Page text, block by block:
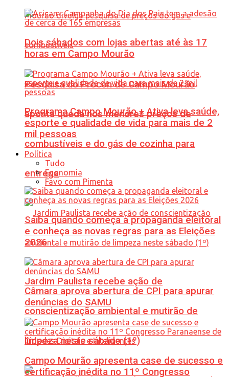
Pesquisa do Procon de Campo Mourão
aponta queda nos menores preços de
combustíveis e do gás de cozinha para
entrega
Jardim Paulista recebe ação de
conscientização ambiental e mutirão de
limpeza neste sábado (1º)
Dois sábados com lojas abertas até às 17
horas em Campo Mourão
Programa Campo Mourão + Ativa leva saúde,
esporte e qualidade de vida para mais de 2
mil pessoas
Política
Tudo
Economia
Favo com Pimenta
Saiba quando começa a propaganda eleitoral
e conheça as novas regras para as Eleições
2026
Câmara aprova abertura de CPI para apurar
denúncias do SAMU
Campo Mourão apresenta case de sucesso e
certificação inédita no 11º Congresso